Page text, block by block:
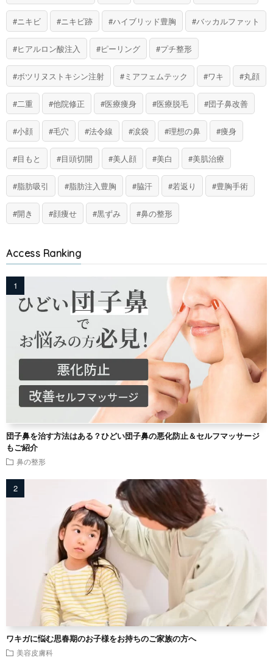
ニキビ ニキビ跡 ハイブリッド豊胸 バッカルファット
ヒアルロン酸注入 ピーリング プチ整形
ボツリヌストキシン注射 ミアフェムテック ワキ 丸顔
二重 他院修正 医療痩身 医療脱毛 団子鼻改善
小顔 毛穴 法令線 涙袋 理想の鼻 痩身
目もと 目頭切開 美人顔 美白 美肌治療
脂肪吸引 脂肪注入豊胸 脇汗 若返り 豊胸手術
開き 顔痩せ 黒ずみ 鼻の整形
Access Ranking
団子鼻を治す方法はある？ひどい団子鼻の悪化防止＆セルフマッサージ
もご紹介
鼻の整形
ワキガに悩む思春期のお子様をお持ちのご家族の方へ
美容皮膚科